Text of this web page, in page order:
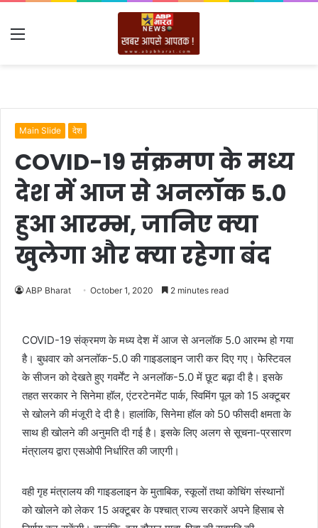
Menu
Main Slide देश
COVID-19 संक्रमण के मध्य
देश में आज से अनलॉक 5.0
हुआ आरम्भ, जानिए क्या
खुलेगा और क्या रहेगा बंद
ABP Bharat October 1, 2020 2 minutes read
COVID-19 संक्रमण के मध्य देश में आज से अनलॉक 5.0 आरम्भ हो गया
है। बुधवार को अनलॉक-5.0 की गाइडलाइन जारी कर दिए गए। फेस्टिवल
के सीजन को देखते हुए गवर्मेंट ने अनलॉक-5.0 में छूट बढ़ा दी है। इसके
तहत सरकार ने सिनेमा हॉल, एंटरटेनमेंट पार्क, स्विमिंग पूल को 15 अक्टूबर
से खोलने की मंजूरी दे दी है। हालांकि, सिनेमा हॉल को 50 फीसदी क्षमता के
साथ ही खोलने की अनुमति दी गई है। इसके लिए अलग से सूचना-प्रसारण
मंत्रालय द्वारा एसओपी निर्धारित की जाएगी।
वही गृह मंत्रालय की गाइडलाइन के मुताबिक, स्कूलों तथा कोचिंग संस्थानों
को खोलने को लेकर 15 अक्टूबर के पश्चात् राज्य सरकारें अपने हिसाब से